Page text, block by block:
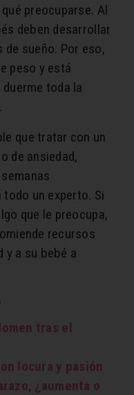
preocuparse. Al
deben desarrollar
sueño. Por eso,
peso y está
toda la
que tratar con un
de ansiedad,
un experto. Si
que le preocupa,
recursos
y a su bebé a
tras el
locura y pasión
¿aumenta o